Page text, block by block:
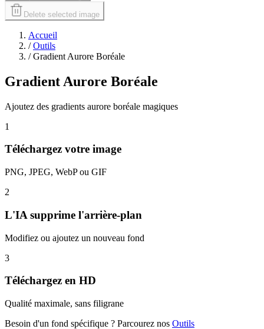
Delete selected image
Accueil
/ Outils
/ Gradient Aurore Boréale
Gradient Aurore Boréale
Ajoutez des gradients aurore boréale magiques
1
Téléchargez votre image
PNG, JPEG, WebP ou GIF
2
L'IA supprime l'arrière-plan
Modifiez ou ajoutez un nouveau fond
3
Téléchargez en HD
Qualité maximale, sans filigrane
Besoin d'un fond spécifique ? Parcourez nos Outils